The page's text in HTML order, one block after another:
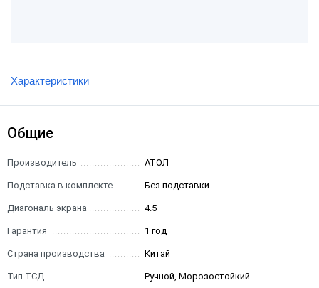
Характеристики
Общие
Производитель АТОЛ
Подставка в комплекте Без подставки
Диагональ экрана 4.5
Гарантия 1 год
Страна производства Китай
Тип ТСД Ручной, Морозостойкий